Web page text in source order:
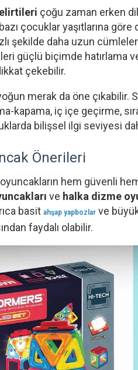
çoğu zaman erken
çocuklar yaşıtlarına
şekilde daha uzun
güçlü biçimde hatırlama
çekebilir.
merak da öne
kapama, iç içe geçirme,
bilişsel ilgi seviyesi
Önerileri
hem güvenli
ve halka dizme
basitahşap yapbozlar ve
faydalı olabilir.